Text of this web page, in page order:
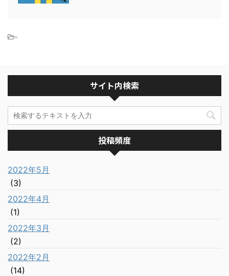
-
サイト内検索
投稿頻度
2022年5月
(3)
2022年4月
(1)
2022年3月
(2)
2022年2月
(14)